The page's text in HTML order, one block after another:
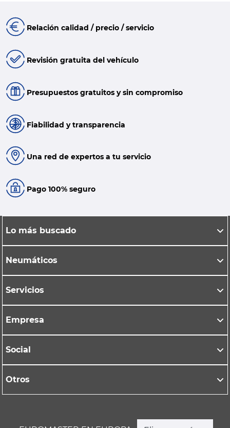
Relación calidad / precio / servicio
Revisión gratuita del vehículo
Presupuestos gratuitos y sin compromiso
Fiabilidad y transparencia
Una red de expertos a tu servicio
Pago 100% seguro
Lo más buscado
Neumáticos
Servicios
Empresa
Social
Otros